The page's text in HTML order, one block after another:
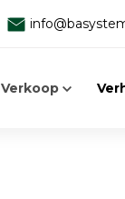
Verkoop